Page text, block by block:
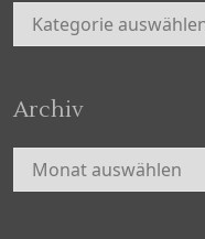
Kategorien
Archiv
Archiv